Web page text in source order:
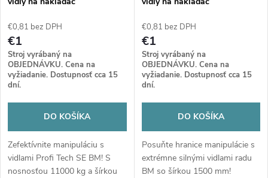
€0,81 bez DPH
€1
Stroj vyrábaný na
OBJEDNÁVKU. Cena na
vyžiadanie. Dostupnosť cca 15
dní.
DO KOŠÍKA
Zefektívnite manipuláciu s
vidlami Profi Tech SE BM! S
nosnosťou 11000 kg a šírkou
€0,81 bez DPH
€1
Stroj vyrábaný na
OBJEDNÁVKU. Cena na
vyžiadanie. Dostupnosť cca 15
dní.
DO KOŠÍKA
Posuňte hranice manipulácie s
extrémne silnými vidlami radu
BM so šírkou 1500 mm!